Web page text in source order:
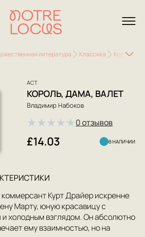
литература Классика Король,
АСТ
КОРОЛЬ, ДАМА, ВАЛЕТ
Владимир Набоков
★★★★★0 отзывов
£14.03 В НАЛИЧИИ
Курт Драйер искренне
Марту, юную красавицу с
холодным взглядом. Он абсолютно
ему взаимностью, но на